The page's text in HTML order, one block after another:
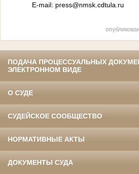
E-mail: press@nmsk.cdtula.ru
ПОДАЧА ПРОЦЕССУАЛЬНЫХ
ЭЛЕКТРОННОМ ВИДЕ
О СУДЕ
СУДЕЙСКОЕ СООБЩЕСТВО
НОРМАТИВНЫЕ АКТЫ
ДОКУМЕНТЫ СУДА